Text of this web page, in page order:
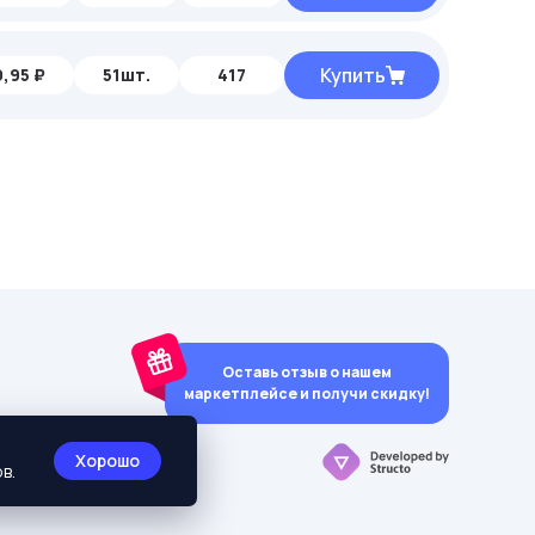
₽ 51шт. 417 Купить
Оставь отзыв о нашем
маркетплейсе и получи скидку!
Хорошо